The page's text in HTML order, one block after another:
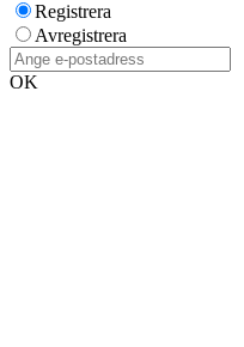
Registrera
Avregistrera
OK